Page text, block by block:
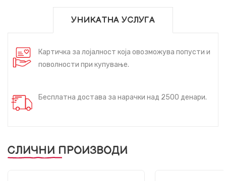
УНИКАТНА УСЛУГА
Картичка за лојалност која овозможува попусти и
поволности при купување.
Бесплатна достава за нарачки над 2500 денари.
СЛИЧНИ ПРОИЗВОДИ